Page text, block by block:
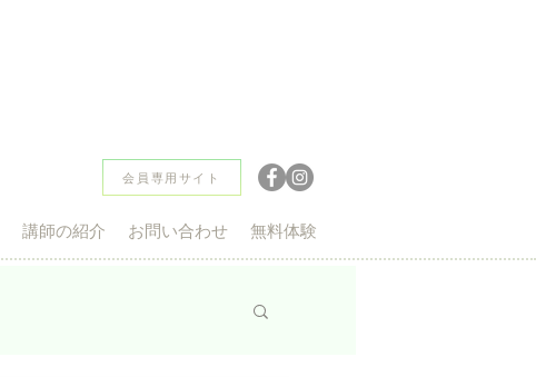
会員専用サイト
講師の紹介 お問い合わせ 無料体験